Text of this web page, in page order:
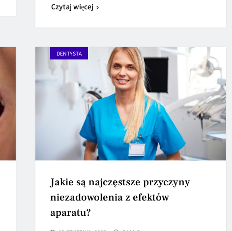
Czytaj więcej
DENTYSTA
Jakie są najczęstsze przyczyny
niezadowolenia z efektów
aparatu?